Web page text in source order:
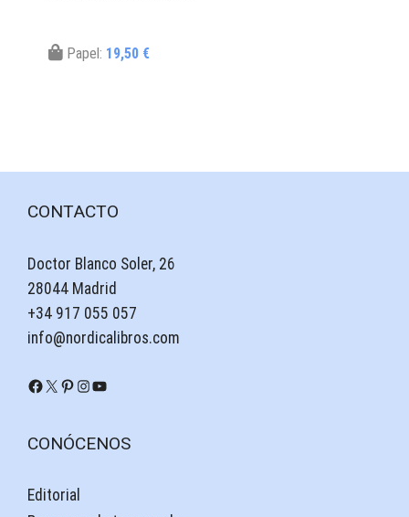
Papel: 19,50 €
CONTACTO
Doctor Blanco Soler, 26
28044 Madrid
+34 917 055 057
info@nordicalibros.com
Facebook
X Pinterest
Instagram
YouTube
CONÓCENOS
Editorial